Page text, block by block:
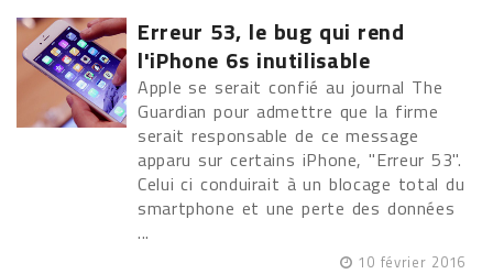
Erreur 53, le bug qui rend
l'iPhone 6s inutilisable
Apple se serait confié au journal The
Guardian pour admettre que la firme
serait responsable de ce message
apparu sur certains iPhone, "Erreur 53".
Celui ci conduirait à un blocage total du
smartphone et une perte des données
...
10 février 2016